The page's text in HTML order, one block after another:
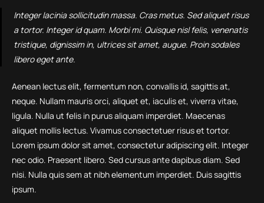
Integer lacinia sollicitudin massa. Cras metus. Sed aliquet risus
a tortor. Integer id quam. Morbi mi. Quisque nisl felis, venenatis
tristique, dignissim in, ultrices sit amet, augue. Proin sodales
libero eget ante.
Aenean lectus elit, fermentum non, convallis id, sagittis at,
neque. Nullam mauris orci, aliquet et, iaculis et, viverra vitae,
ligula. Nulla ut felis in purus aliquam imperdiet. Maecenas
aliquet mollis lectus. Vivamus consectetuer risus et tortor.
Lorem ipsum dolor sit amet, consectetur adipiscing elit. Integer
nec odio. Praesent libero. Sed cursus ante dapibus diam. Sed
nisi. Nulla quis sem at nibh elementum imperdiet. Duis sagittis
ipsum.